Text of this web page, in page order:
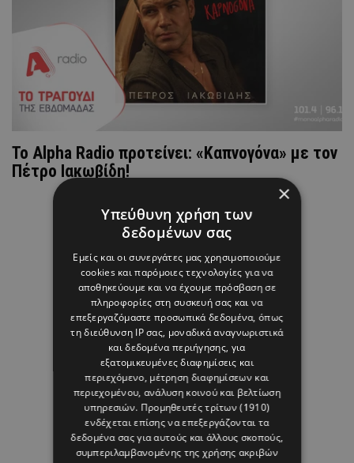
Το Alpha Radio προτείνει: «Καπνογόνα» με τον
Πέτρο Ιακωβίδη!
×
Υπεύθυνη χρήση των
δεδομένων σας
Εμείς και οι συνεργάτες μας χρησιμοποιούμε
cookies και παρόμοιες τεχνολογίες για να
αποθηκεύουμε και να έχουμε πρόσβαση σε
πληροφορίες στη συσκευή σας και να
επεξεργαζόμαστε προσωπικά δεδομένα, όπως
τη διεύθυνση IP σας, μοναδικά αναγνωριστικά
και δεδομένα περιήγησης, για
εξατομικευμένες διαφημίσεις και
περιεχόμενο, μέτρηση διαφημίσεων και
περιεχομένου, ανάλυση κοινού και βελτίωση
υπηρεσιών. Προμηθευτές τρίτων (1910)
ενδέχεται επίσης να επεξεργάζονται τα
δεδομένα σας για αυτούς και άλλους σκοπούς,
συμπεριλαμβανομένης της χρήσης ακριβών